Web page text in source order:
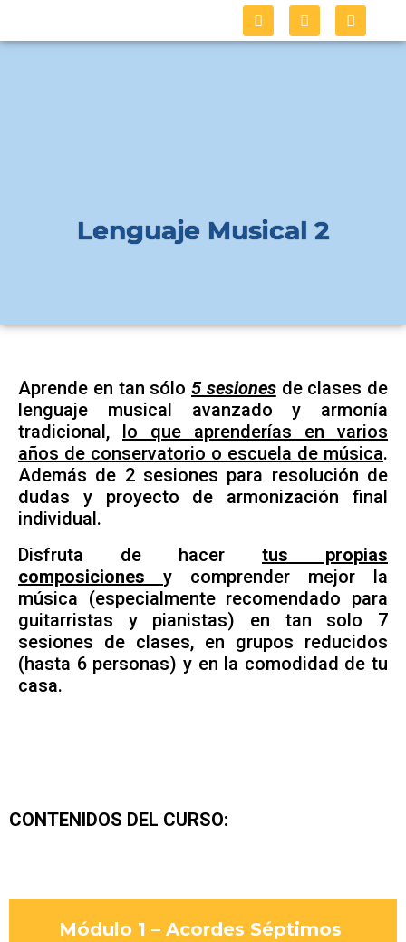
Lenguaje Musical 2
Aprende en tan sólo 5 sesionesde clases de
lenguaje musical avanzado y armonía
tradicional, lo que aprenderías en varios
años de conservatorio o escuela de música.
Además de 2 sesiones para resolución de
dudas y proyecto de armonización final
individual.
Disfruta de hacer tus propias
composiciones
y comprender mejor la
música (especialmente recomendado para
guitarristas y pianistas) en tan solo 7
sesiones de clases, en grupos reducidos
(hasta 6 personas) y en la comodidad de tu
casa.
CONTENIDOS DEL CURSO:​
Módulo 1 – Acordes Séptimos